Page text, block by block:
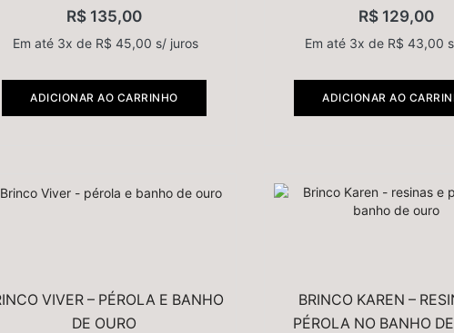
R$135,00
Em até 3x de R$ 45,00 s/ juros
ADICIONAR AO CARRINHO
R$129,00
Em até 3x de R$ 43,00
ADICIONAR AO
VIVER – PÉROLA E BANHO
DE OURO
BRINCO KAREN –
PÉROLA NO BANHO